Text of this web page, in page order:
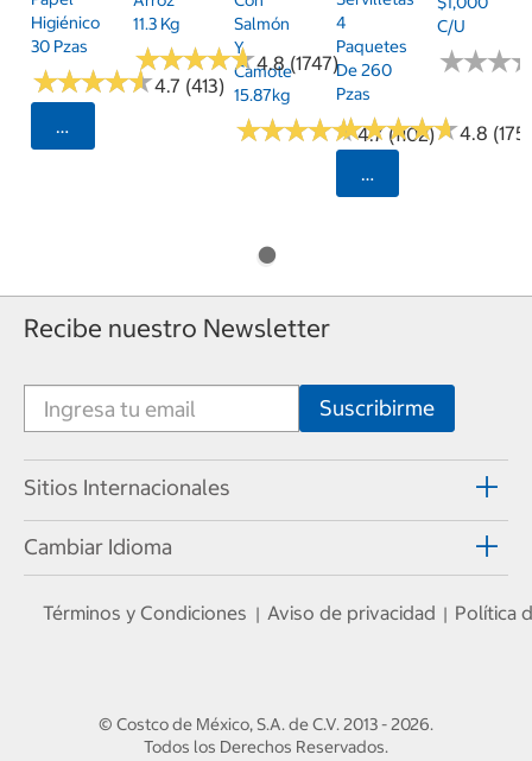
Higiénico
30 Pzas
★★★★★
★★★★★4.7 (413)
Seleccionar Código Postal
11.3 Kg
★★★★★
★★★★★4.8 (1747)
Salmón
Y
Camote
15.87kg
★★★★★
★★★★★4.7 (1102)
4
Paquetes
De 260
Pzas
★★★★★
★★★★★4.8 (175)
Seleccionar
C/u
★★★
★★★
Recibe nuestro Newsletter
Sitios Internacionales
Cambiar Idioma
Términos y Condiciones | Aviso de privacidad | Política
© Costco de México, S.A. de C.V.2013 - 2026.
Todos los Derechos Reservados.